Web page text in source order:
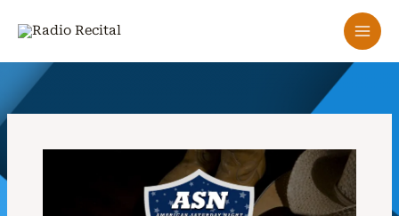
contenido